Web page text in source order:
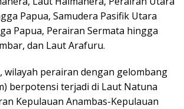
Papua, Samudera Pasifik Utara
Papua, Perairan Sermata hingga
dan Laut Arafuru.
wilayah perairan dengan gelombang
berpotensi terjadi di Laut Natuna
Kepulauan Anambas-Kepulauan